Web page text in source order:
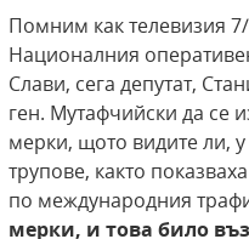
Помним как телевизия
Националния
Слави, сега депутат,
ген. Мутафчийски да се
мерки, щото видите ли,
трупове, както
по международния
мерки, и това било